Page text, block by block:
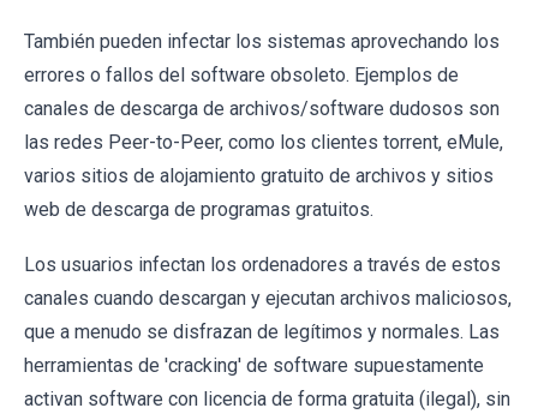
También pueden infectar los sistemas aprovechando los
errores o fallos del software obsoleto. Ejemplos de
canales de descarga de archivos/software dudosos son
las redes Peer-to-Peer, como los clientes torrent, eMule,
varios sitios de alojamiento gratuito de archivos y sitios
web de descarga de programas gratuitos.
Los usuarios infectan los ordenadores a través de estos
canales cuando descargan y ejecutan archivos maliciosos,
que a menudo se disfrazan de legítimos y normales. Las
herramientas de 'cracking' de software supuestamente
activan software con licencia de forma gratuita (ilegal), sin